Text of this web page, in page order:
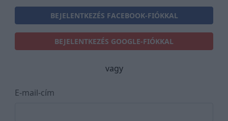
BEJELENTKEZÉS FACEBOOK-FIÓKKAL
BEJELENTKEZÉS GOOGLE-FIÓKKAL
vagy
E-mail-cím